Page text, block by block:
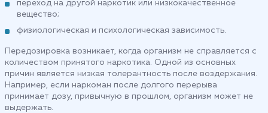
переход на другой наркотик или низкокачественное
вещество;
физиологическая и психологическая зависимость.
Передозировка возникает, когда организм не справляется с
количеством принятого наркотика. Одной из основных
причин является низкая толерантность после воздержания.
Например, если наркоман после долгого перерыва
принимает дозу, привычную в прошлом, организм может не
выдержать.